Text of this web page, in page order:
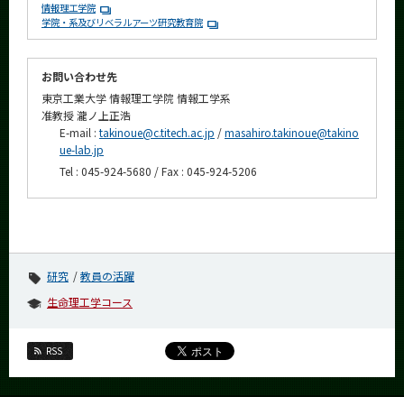
情報理工学院
学院・系及びリベラルアーツ研究教育院
お問い合わせ先
東京工業大学 情報理工学院 情報工学系
准教授 瀧ノ上正浩
E-mail :takinoue@c.titech.ac.jp /masahiro.takinoue@takino
ue-lab.jp
Tel : 045-924-5680 / Fax : 045-924-5206
研究
教員の活躍
生命理工学コース
RSS